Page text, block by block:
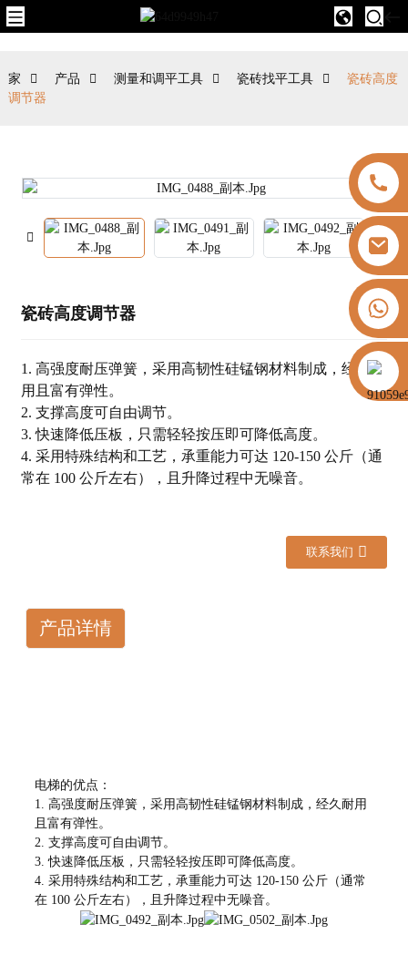
https://vk.com/id855439469
家 产品 测量和调平工具 瓷砖找平工具
瓷砖高度
调节器
瓷砖高度调节器
1. 高强度耐压弹簧，采用高韧性硅锰钢材料制成，经久耐
用且富有弹性。
2. 支撑高度可自由调节。
3. 快速降低压板，只需轻轻按压即可降低高度。
4. 采用特殊结构和工艺，承重能力可达 120-150 公斤（通
常在 100 公斤左右），且升降过程中无噪音。
联系我们
产品详情
电梯的优点：
1. 高强度耐压弹簧，采用高韧性硅锰钢材料制成，经久耐用
且富有弹性。
2. 支撑高度可自由调节。
3. 快速降低压板，只需轻轻按压即可降低高度。
4. 采用特殊结构和工艺，承重能力可达 120-150 公斤（通常
在 100 公斤左右），且升降过程中无噪音。